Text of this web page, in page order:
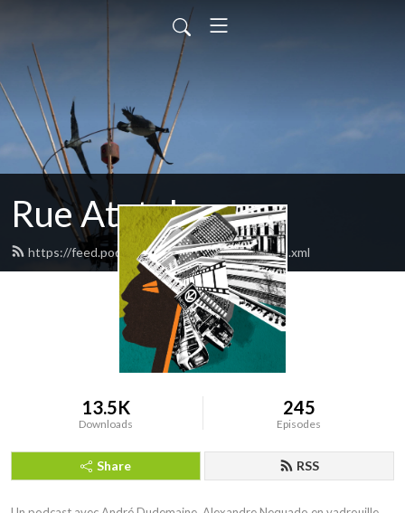
Rue Atateken
https://feed.podbean.com/RueAtateken/feed.xml
13.5K
Downloads
245
Episodes
Share RSS